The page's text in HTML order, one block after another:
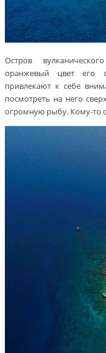
Остров
оранжевый цвет его
привлекают к себе
посмотреть на него
огромную рыбу. Кому-то